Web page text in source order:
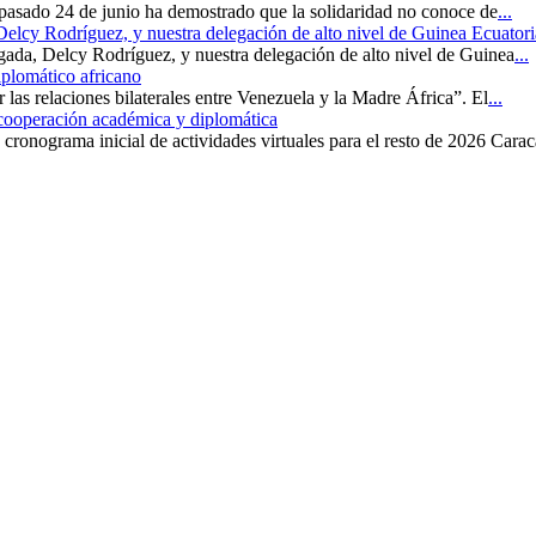
24 de junio ha demostrado que la solidaridad no conoce de...
Rodríguez, y nuestra delegación de alto nivel de Guinea
Delcy Rodríguez, y nuestra delegación de alto nivel de Guinea...
africano
relaciones bilaterales entre Venezuela y la Madre África”. El...
académica y diplomática
inicial de actividades virtuales para el resto de 2026